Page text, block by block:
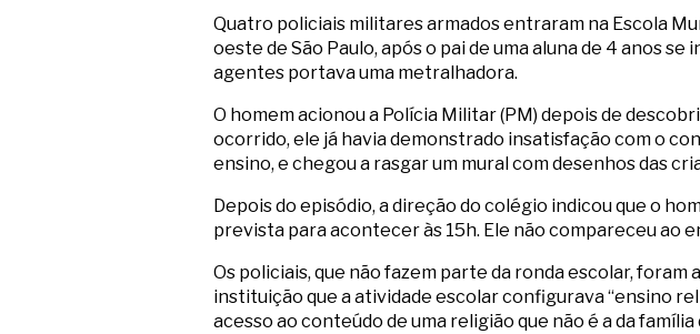
Quatro policiais militares armados entraram na Escola
oeste de São Paulo, após o pai de uma aluna de 4 anos
agentes portava uma metralhadora.
O homem acionou a Polícia Militar (PM) depois de
ocorrido, ele já havia demonstrado insatisfação com o
ensino, e chegou a rasgar um mural com desenhos das
Depois do episódio, a direção do colégio indicou que o
prevista para acontecer às 15h. Ele não compareceu ao
Os policiais, que não fazem parte da ronda escolar,
instituição que a atividade escolar configurava “ensino
acesso ao conteúdo de uma religião que não é a da